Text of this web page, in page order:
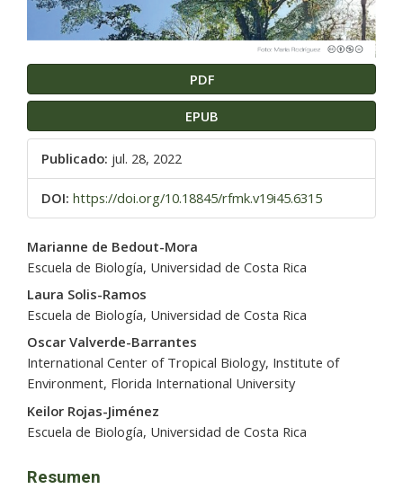
PDF
EPUB
Publicado: jul. 28, 2022
DOI: https://doi.org/10.18845/rfmk.v19i45.6315
Contenido
principal
artículo
Marianne de Bedout-Mora
Escuela de Biología, Universidad de Costa Rica
Laura Solis-Ramos
Escuela de Biología, Universidad de Costa Rica
Oscar Valverde-Barrantes
International Center of Tropical Biology, Institute of
Environment, Florida International University
Keilor Rojas-Jiménez
Escuela de Biología, Universidad de Costa Rica
Resumen